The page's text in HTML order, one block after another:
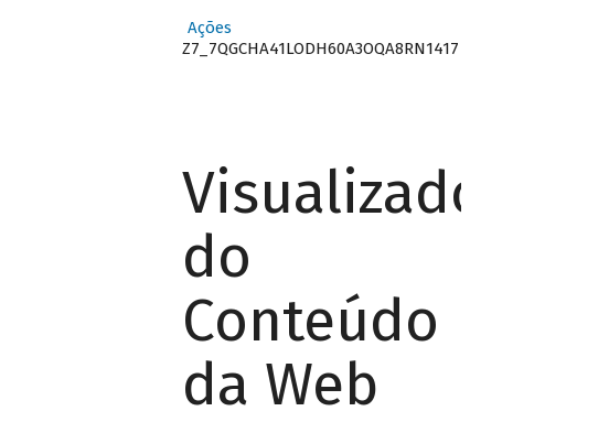
Ações
Z7_7QGCHA41LODH60A3OQA8RN1417
Visualizador
do
Conteúdo
da Web